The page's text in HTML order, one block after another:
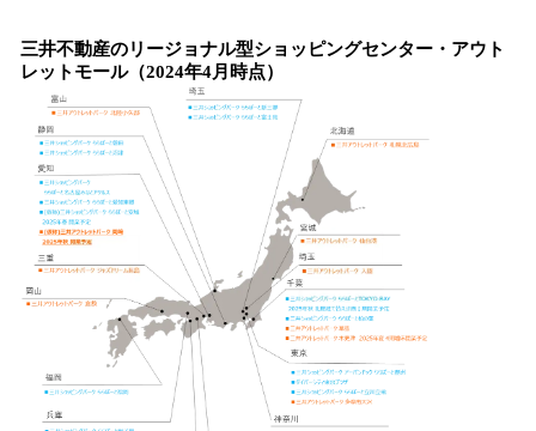
三井不動産のリージョナル型ショッピングセンター・アウト
レットモール（2024年4月時点）